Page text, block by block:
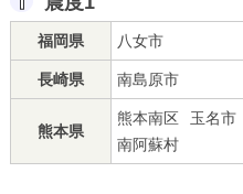
福岡県 八女市
長崎県 南島原市
熊本県
熊本南区 玉名市
南阿蘇村